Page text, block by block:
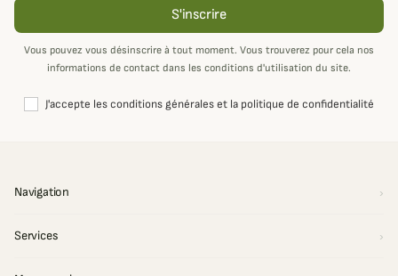
S'inscrire
Vous pouvez vous désinscrire à tout moment. Vous trouverez pour cela nos
informations de contact dans les conditions d'utilisation du site.
J'accepte les conditions générales et la politique de confidentialité
Navigation
Services